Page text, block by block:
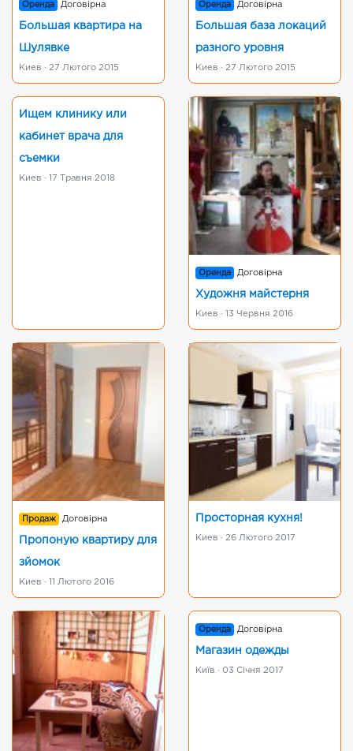
Оренда Договірна
Большая квартира на
Шулявке
Киев · 27 Лютого 2015
Оренда Договірна
Большая база локаций
разного уровня
Киев · 27 Лютого 2015
Ищем клинику или
кабинет врача для
съемки
Киев · 17 Травня 2018
Оренда Договірна
Художня майстерня
Киев · 13 Червня 2016
Продаж Договірна
Пропоную квартиру для
зйомок
Киев · 11 Лютого 2016
Просторная кухня!
Киев · 26 Лютого 2017
Оренда Договірна
Магазин одежды
Київ · 03 Січня 2017